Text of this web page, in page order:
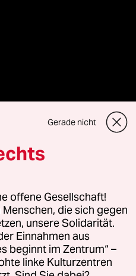
GmbH
Fragen oder für Genehmigungen
Kommune-Richtlinien
Impressum AGB
Gerade nicht
offene Gesellschaft!
die sich gegen
unsere Solidarität.
Einnahmen aus
beginnt im Zentrum“ –
linke Kulturzentren